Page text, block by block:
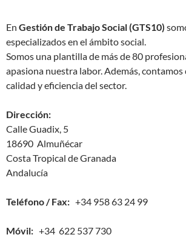
En Gestión de Trabajo Social (GTS10)
especializados en el ámbito social.
Somos una plantilla de más de 80
apasiona nuestra labor. Además, contamos
calidad y eficiencia del sector.
Dirección:
Calle Guadix, 5
18690 Almuñécar
Costa Tropical de Granada
Andalucía
Teléfono / Fax: +34 958 63 24 99
Móvil: +34 622 537 730